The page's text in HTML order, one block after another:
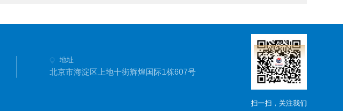
地址
北京市海淀区上地十街辉煌国际1栋607号
扫一扫，关注我们